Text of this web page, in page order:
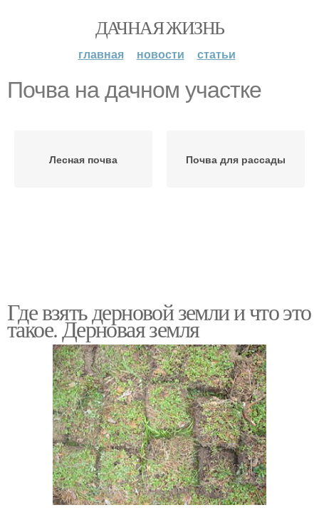
ДАЧНАЯ ЖИЗНЬ
главная новости статьи
Почва на дачном участке
Лесная почва Почва для рассады
Где взять дерновой земли и что это
такое. Дерновая земля